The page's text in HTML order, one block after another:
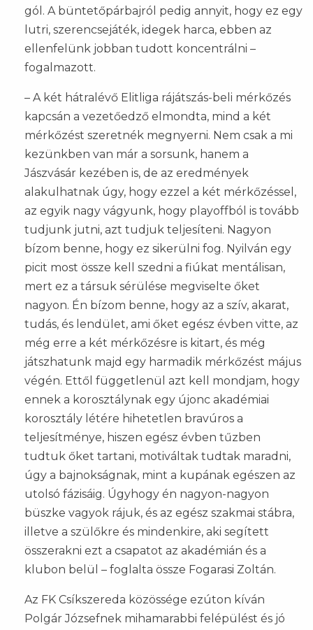
gól. A büntetőpárbajról pedig annyit, hogy ez egy
lutri, szerencsejáték, idegek harca, ebben az
ellenfelünk jobban tudott koncentrálni –
fogalmazott.
– A két hátralévő Elitliga rájátszás-beli mérkőzés
kapcsán a vezetőedző elmondta, mind a két
mérkőzést szeretnék megnyerni. Nem csak a mi
kezünkben van már a sorsunk, hanem a
Jászvásár kezében is, de az eredmények
alakulhatnak úgy, hogy ezzel a két mérkőzéssel,
az egyik nagy vágyunk, hogy playoffból is tovább
tudjunk jutni, azt tudjuk teljesíteni. Nagyon
bízom benne, hogy ez sikerülni fog. Nyilván egy
picit most össze kell szedni a fiúkat mentálisan,
mert ez a társuk sérülése megviselte őket
nagyon. Én bízom benne, hogy az a szív, akarat,
tudás, és lendület, ami őket egész évben vitte, az
még erre a két mérkőzésre is kitart, és még
játszhatunk majd egy harmadik mérkőzést május
végén. Ettől függetlenül azt kell mondjam, hogy
ennek a korosztálynak egy újonc akadémiai
korosztály létére hihetetlen bravúros a
teljesítménye, hiszen egész évben tűzben
tudtuk őket tartani, motiváltak tudtak maradni,
úgy a bajnokságnak, mint a kupának egészen az
utolsó fázisáig. Úgyhogy én nagyon-nagyon
büszke vagyok rájuk, és az egész szakmai stábra,
illetve a szülőkre és mindenkire, aki segített
összerakni ezt a csapatot az akadémián és a
klubon belül – foglalta össze Fogarasi Zoltán.
Az FK Csíkszereda közössége ezúton kíván
Polgár Józsefnek mihamarabbi felépülést és jó